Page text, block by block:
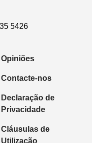
5426
Opiniões
Contacte-nos
Declaração de
Privacidade
Cláusulas de
Utilização